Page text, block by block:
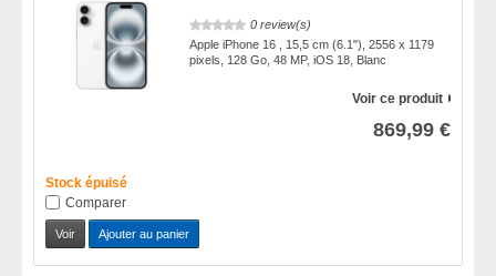
0 review(s)
Apple iPhone 16 , 15,5 cm (6.1"), 2556 x 1179
pixels, 128 Go, 48 MP, iOS 18, Blanc
Voir ce produit
869,99 €
Stock épuisé
Comparer
Voir Ajouter au panier